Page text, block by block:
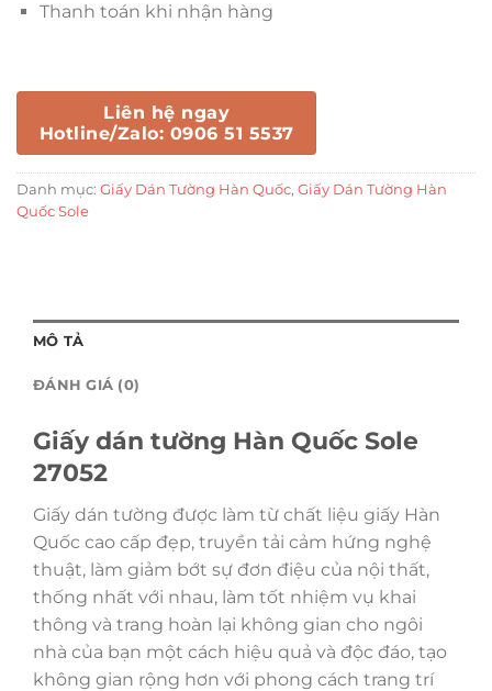
Thanh toán khi nhận hàng
Liên hệ ngay
Hotline/Zalo: 0906 51 5537
Danh mục: Giấy Dán Tường Hàn Quốc, Giấy Dán Tường Hàn
Quốc Sole
MÔ TẢ
ĐÁNH GIÁ (0)
Giấy dán tường Hàn Quốc Sole
27052
Giấy dán tường được làm từ chất liệu giấy Hàn
Quốc cao cấp đẹp, truyền tải cảm hứng nghệ
thuật, làm giảm bớt sự đơn điệu của nội thất,
thống nhất với nhau, làm tốt nhiệm vụ khai
thông và trang hoàn lại không gian cho ngôi
nhà của bạn một cách hiệu quả và độc đáo, tạo
không gian rộng hơn với phong cách trang trí